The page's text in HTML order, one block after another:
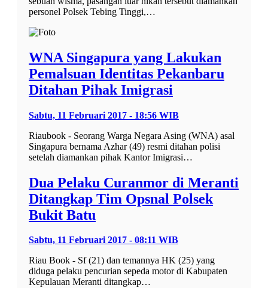
personel Polsek Tebing Tinggi,…
WNA Singapura yang Lakukan
Pemalsuan Identitas Pekanbaru
Ditahan Pihak Imigrasi
Sabtu, 11 Februari 2017 - 18:56 WIB
Riaubook - Seorang Warga Negara Asing (WNA) asal
Singapura bernama Azhar (49) resmi ditahan polisi
setelah diamankan pihak Kantor Imigrasi…
Dua Pelaku Curanmor di Meranti
Ditangkap Tim Opsnal Polsek
Bukit Batu
Sabtu, 11 Februari 2017 - 08:11 WIB
Riau Book - Sf (21) dan temannya HK (25) yang
diduga pelaku pencurian sepeda motor di Kabupaten
Kepulauan Meranti ditangkap…